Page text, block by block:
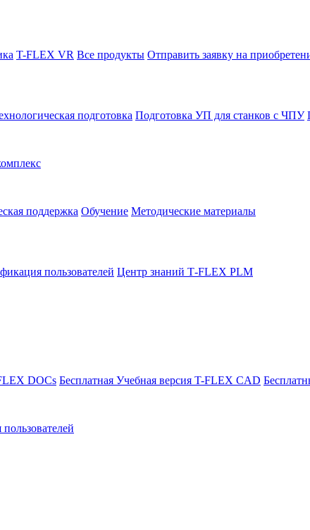
T-FLEX VR Все продукты Отправить заявку на
подготовка Подготовка УП для станков с ЧПУ
поддержка Обучение Методические материалы
пользователей Центр знаний T‑FLEX PLM
DOCs Бесплатная Учебная версия T-FLEX CAD